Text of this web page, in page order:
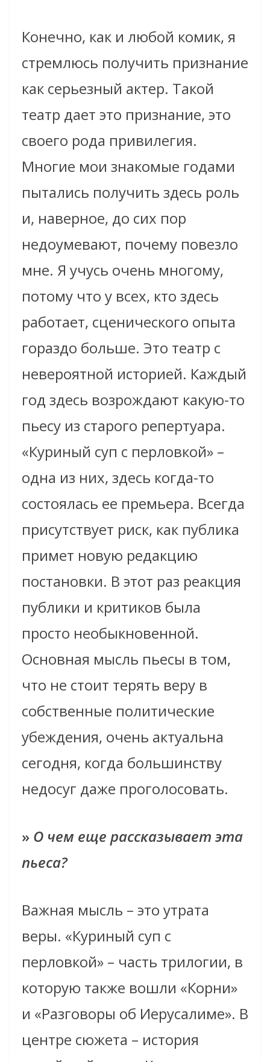
Конечно, как и любой комик, я
стремлюсь получить признание
как серьезный актер. Такой
театр дает это признание, это
своего рода привилегия.
Многие мои знакомые годами
пытались получить здесь роль
и, наверное, до сих пор
недоумевают, почему повезло
мне. Я учусь очень многому,
потому что у всех, кто здесь
работает, сценического опыта
гораздо больше. Это театр с
невероятной историей. Каждый
год здесь возрождают какую-то
пьесу из старого репертуара.
«Куриный суп с перловкой» –
одна из них, здесь когда-то
состоялась ее премьера. Всегда
присутствует риск, как публика
примет новую редакцию
постановки. В этот раз реакция
публики и критиков была
просто необыкновенной.
Основная мысль пьесы в том,
что не стоит терять веру в
собственные политические
убеждения, очень актуальна
сегодня, когда большинству
недосуг даже проголосовать.
» О чем еще рассказывает эта
пьеса?
Важная мысль – это утрата
веры. «Куриный суп с
перловкой» – часть трилогии, в
которую также вошли «Корни»
и «Разговоры об Иерусалиме». В
центре сюжета – история